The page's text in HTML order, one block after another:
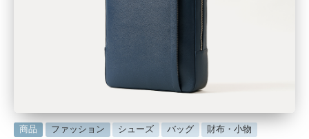
に商品 ファッション シューズ バッグ 財布・小物